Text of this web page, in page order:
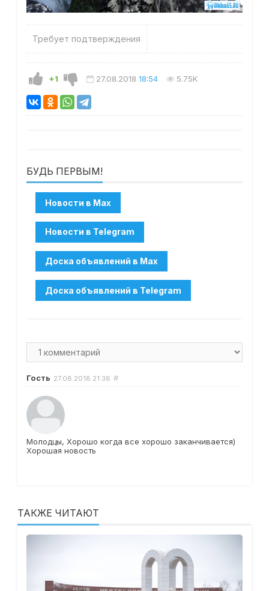
Требует подтверждения
+1 27.08.2018 18:54 5.75K
БУДЬ ПЕРВЫМ!
Гость 27.08.2018 21:38 #
Молодцы, Хорошо когда все хорошо заканчивается)
Хорошая новость
ТАКЖЕ ЧИТАЮТ